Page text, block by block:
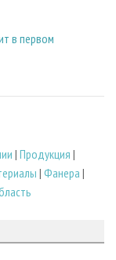
в первом
| Продукция |
| Фанера |